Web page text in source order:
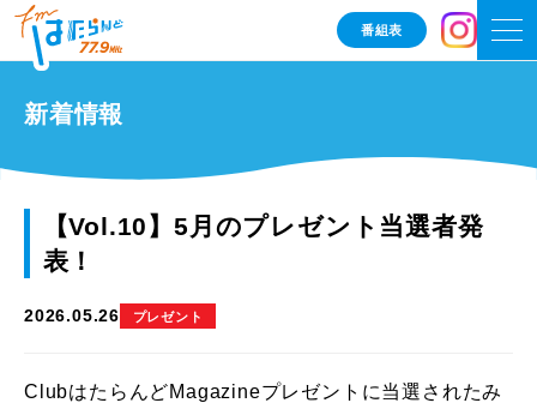
番組表
新着情報
【Vol.10】5月のプレゼント当選者発
表！
2026.05.26 プレゼント
ClubはたらんどMagazineプレゼントに当選されたみ